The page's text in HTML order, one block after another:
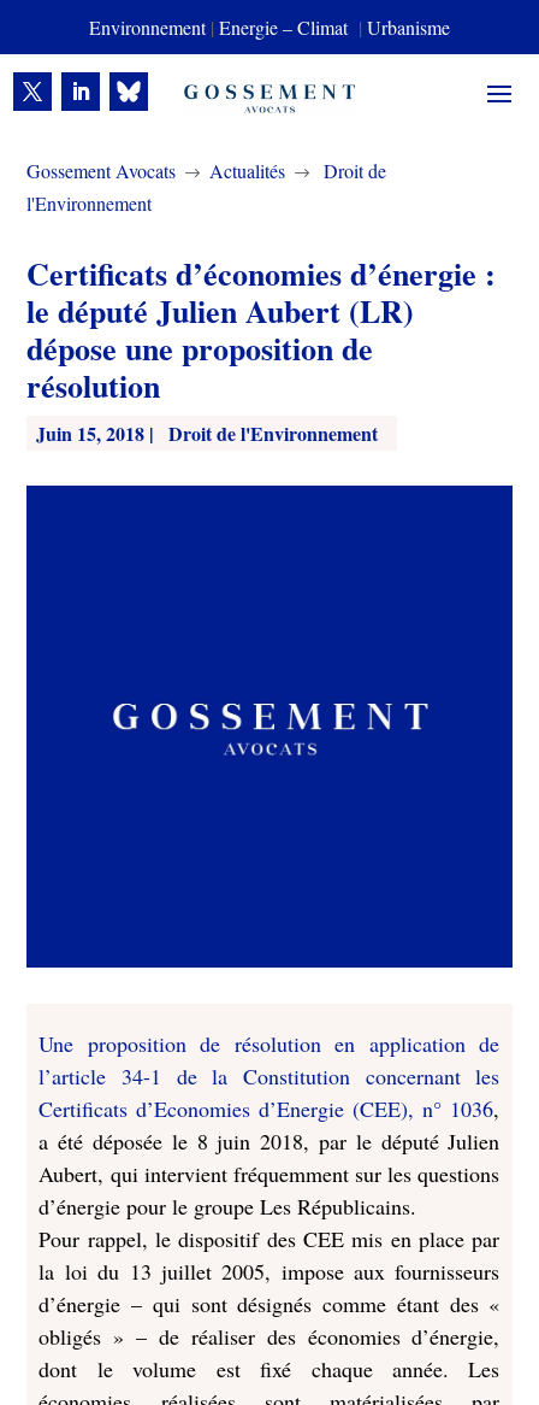
Environnement| Energie – Climat | Urbanisme
Gossement Avocats $ Actualités $
Droit de
l'Environnement
Certificats d’économies d’énergie :
le député Julien Aubert (LR)
dépose une proposition de
résolution
Juin 15, 2018 | Droit de l'Environnement
Une proposition de résolution en application de
l’article 34-1 de la Constitution concernant les
Certificats d’Economies d’Energie (CEE), n° 1036,
a été déposée le 8 juin 2018, par le député Julien
Aubert, qui intervient fréquemment sur les questions
d’énergie pour le groupe Les Républicains.
Pour rappel, le dispositif des CEE mis en place par
la loi du 13 juillet 2005, impose aux fournisseurs
d’énergie – qui sont désignés comme étant des «
obligés » – de réaliser des économies d’énergie,
dont le volume est fixé chaque année. Les